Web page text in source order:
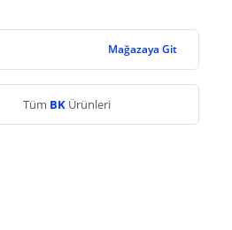
Mağazaya Git
Tüm BK Ürünleri